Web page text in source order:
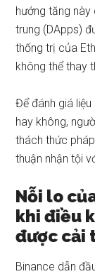
hướng tăng
trung (DApps)
thống trị của
không thể thay
Để đánh giá
hay không,
thách thức
thuận nhận tội
Nỗi lo
khi điều
được cải
Binance dẫn